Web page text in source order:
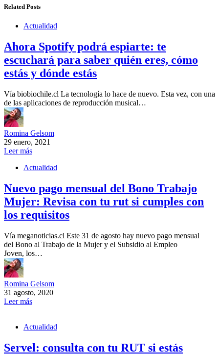
Related Posts
Actualidad
Ahora Spotify podrá espiarte: te
escuchará para saber quién eres, cómo
estás y dónde estás
Vía biobiochile.cl La tecnología lo hace de nuevo. Esta vez, con una
de las aplicaciones de reproducción musical…
Romina Gelsom
29 enero, 2021
Leer más
Actualidad
Nuevo pago mensual del Bono Trabajo
Mujer: Revisa con tu rut si cumples con
los requisitos
Vía meganoticias.cl Este 31 de agosto hay nuevo pago mensual
del Bono al Trabajo de la Mujer y el Subsidio al Empleo
Joven, los…
Romina Gelsom
31 agosto, 2020
Leer más
Actualidad
Servel: consulta con tu RUT si estás